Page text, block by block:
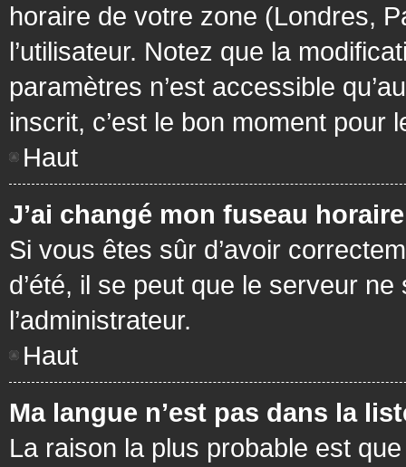
horaire de votre zone (Londres,
l’utilisateur. Notez que la
paramètres n’est accessible
inscrit, c’est le bon moment pour
Haut
J’ai changé mon fuseau
Si vous êtes sûr d’avoir
d’été, il se peut que le serveur
l’administrateur.
Haut
Ma langue n’est pas dans la
La raison la plus probable est